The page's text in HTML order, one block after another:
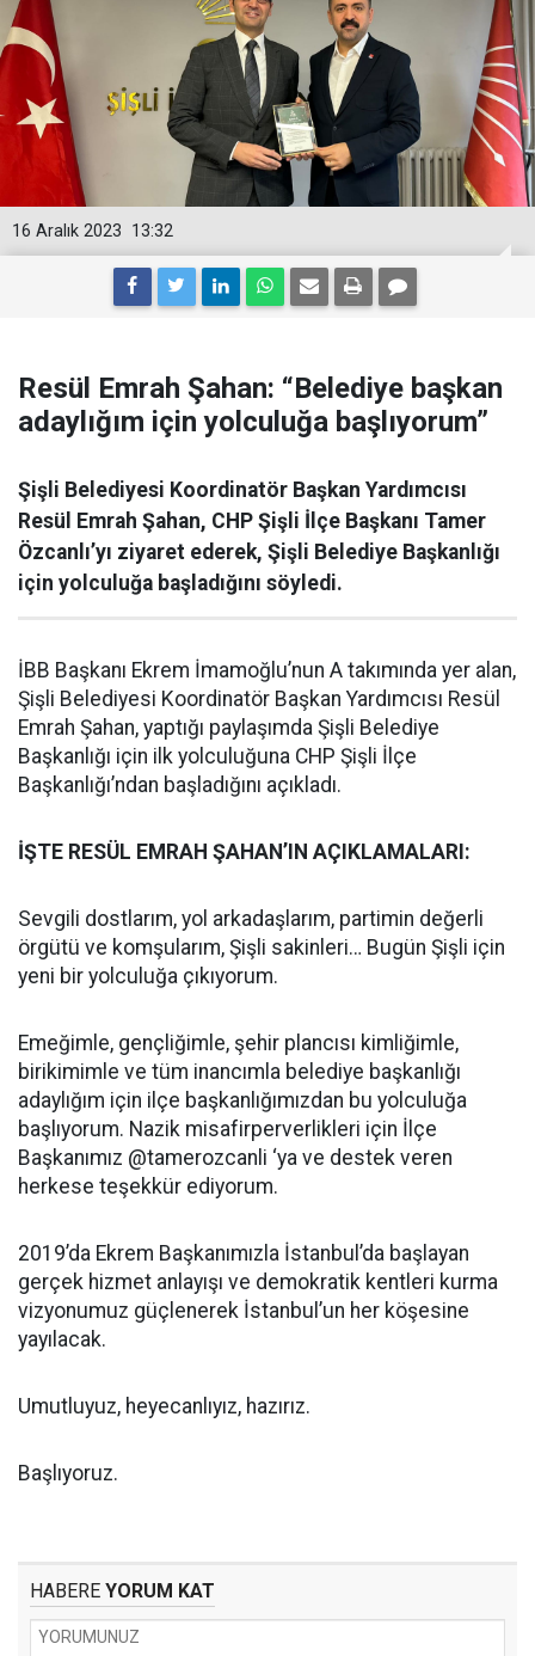
13:32
16 Aralık 2023
Resül Emrah Şahan: “Belediye başkan
adaylığım için yolculuğa başlıyorum”
Şişli Belediyesi Koordinatör Başkan Yardımcısı
Resül Emrah Şahan, CHP Şişli İlçe Başkanı Tamer
Özcanlı’yı ziyaret ederek, Şişli Belediye Başkanlığı
için yolculuğa başladığını söyledi.
İBB Başkanı Ekrem İmamoğlu’nun A takımında yer alan,
Şişli Belediyesi Koordinatör Başkan Yardımcısı Resül
Emrah Şahan, yaptığı paylaşımda Şişli Belediye
Başkanlığı için ilk yolculuğuna CHP Şişli İlçe
Başkanlığı’ndan başladığını açıkladı.
İŞTE RESÜL EMRAH ŞAHAN’IN AÇIKLAMALARI:
Sevgili dostlarım, yol arkadaşlarım, partimin değerli
örgütü ve komşularım, Şişli sakinleri… Bugün Şişli için
yeni bir yolculuğa çıkıyorum.
Emeğimle, gençliğimle, şehir plancısı kimliğimle,
birikimimle ve tüm inancımla belediye başkanlığı
adaylığım için ilçe başkanlığımızdan bu yolculuğa
başlıyorum. Nazik misafirperverlikleri için İlçe
Başkanımız @tamerozcanli ‘ya ve destek veren
herkese teşekkür ediyorum.
2019’da Ekrem Başkanımızla İstanbul’da başlayan
gerçek hizmet anlayışı ve demokratik kentleri kurma
vizyonumuz güçlenerek İstanbul’un her köşesine
yayılacak.
Umutluyuz, heyecanlıyız, hazırız.
Başlıyoruz.
HABERE YORUM KAT